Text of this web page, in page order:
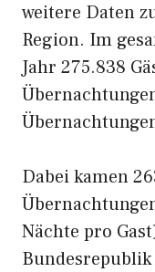
weitere Daten
Region. Im
Jahr 275.838
Dabei kamen
Nächte pro